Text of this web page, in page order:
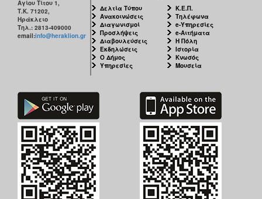
Αγίου Τίτου 1,
Τ.Κ. 71202,
Ηράκλειο
Τηλ.: 2813-409000
email:info@heraklion.gr
Δελτία Τύπου
Ανακοινώσεις
Διαγωνισμοί
Προσλήψεις
Διαβουλεύσεις
Εκδηλώσεις
Ο Δήμος
Υπηρεσίες
Κ.Ε.Π.
Τηλέφωνα
e-Υπηρεσίες
e-Αιτήματα
Η Πόλη
Ιστορία
Κνωσός
Μουσεία